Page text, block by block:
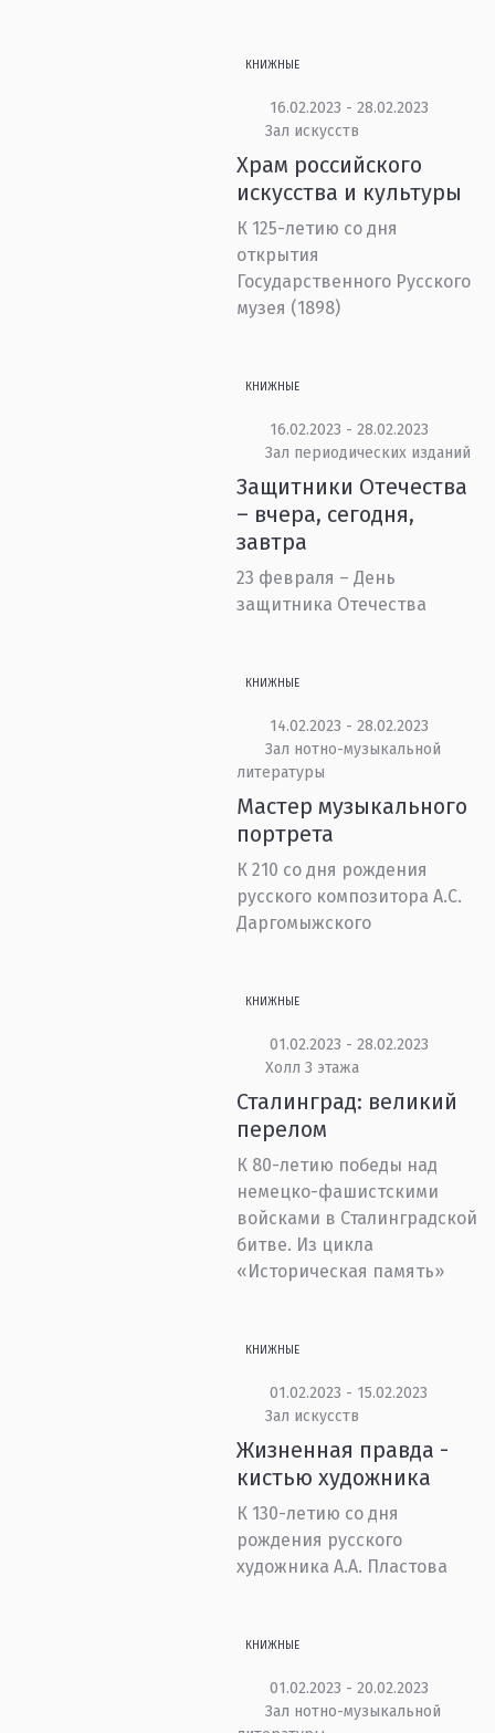
КНИЖНЫЕ
16.02.2023 - 28.02.2023
Зал искусств
Храм российского
искусства и культуры
К 125-летию со дня
открытия
Государственного Русского
музея (1898)
КНИЖНЫЕ
16.02.2023 - 28.02.2023
Зал периодических изданий
Защитники Отечества
– вчера, сегодня,
завтра
23 февраля – День
защитника Отечества
КНИЖНЫЕ
14.02.2023 - 28.02.2023
Зал нотно-музыкальной
литературы
Мастер музыкального
портрета
К 210 со дня рождения
русского композитора А.С.
Даргомыжского
КНИЖНЫЕ
01.02.2023 - 28.02.2023
Холл 3 этажа
Сталинград: великий
перелом
К 80-летию победы над
немецко-фашистскими
войсками в Сталинградской
битве. Из цикла
«Историческая память»
КНИЖНЫЕ
01.02.2023 - 15.02.2023
Зал искусств
Жизненная правда -
кистью художника
К 130-летию со дня
рождения русского
художника А.А. Пластова
КНИЖНЫЕ
01.02.2023 - 20.02.2023
Зал нотно-музыкальной